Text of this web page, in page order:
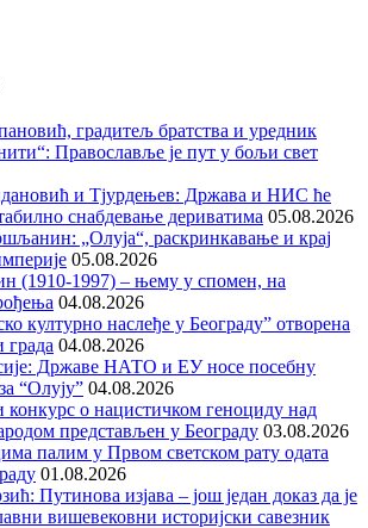
градитељ братства и уредник
Православље је пут у бољи свет
и Тјурдењев: Држава и НИС ће
снабдевање дериватима 05.08.2026
„Олуја“, раскринкавање и крај
05.08.2026
(1910-1997) – њему у спомен, на
04.08.2026
културно наслеђе у Београду” отворена
града 04.08.2026
Државе НАТО и ЕУ носе посебну
“Олују” 04.08.2026
о нацистичком геноциду над
представљен у Београду 03.08.2026
палим у Првом светском рату одата
01.08.2026
Путинова изјава – још један доказ да је
вишевековни историјски савезник